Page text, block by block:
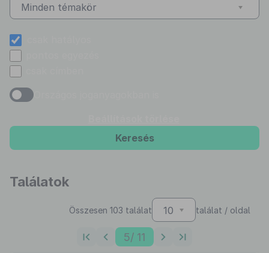
Minden témakör
Keresés
Találatok
Összesen 103 találat 10 találat / oldal
5/ 11